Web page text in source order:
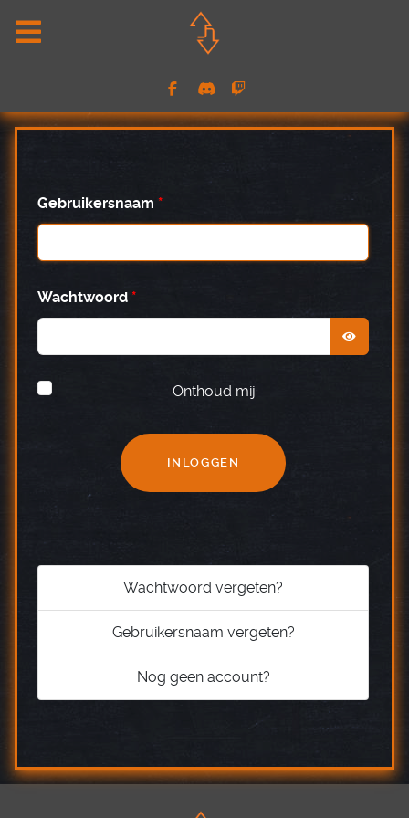
Gebruikersnaam *
Wachtwoord *
TOON
Onthoud mij
INLOGGEN
Wachtwoord vergeten?
Gebruikersnaam vergeten?
Nog geen account?